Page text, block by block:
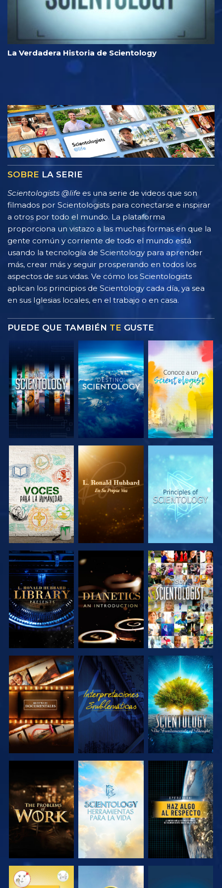
La Verdadera Historia de Scientology
SOBRE LA SERIE
Scientologists @life es una serie de videos que son
filmados por Scientologists para conectarse e inspirar
a otros por todo el mundo. La plataforma
proporciona un vistazo a las muchas formas en que la
gente común y corriente de todo el mundo está
usando la tecnología de Scientology para aprender
más, crear más y seguir prosperando en todos los
aspectos de sus vidas. Ve cómo los Scientologists
aplican los principios de Scientology cada día, ya sea
en sus Iglesias locales, en el trabajo o en casa.
PUEDE QUE TAMBIÉN TE GUSTE
EXPLORA LAS
SERIES
EXPLORA LAS
SERIES
EXPLORA LAS
SERIES
EXPLORA LAS
SERIES
EXPLORA LAS
SERIES
VE
EXPLORA LAS
SERIES
VE
EXPLORA LAS
SERIES
EXPLORA LAS
SERIES
EXPLORA LAS
SERIES
VE